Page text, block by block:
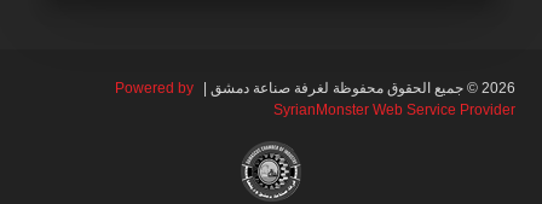
2026 © جميع الحقوق محفوظة لغرفة صناعة دمشق |
Powered by
SyrianMonster Web Service Provider